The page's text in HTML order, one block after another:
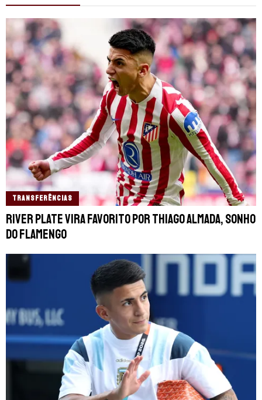
TRANSFERÊNCIAS
River Plate vira favorito por Thiago Almada, sonho
do Flamengo